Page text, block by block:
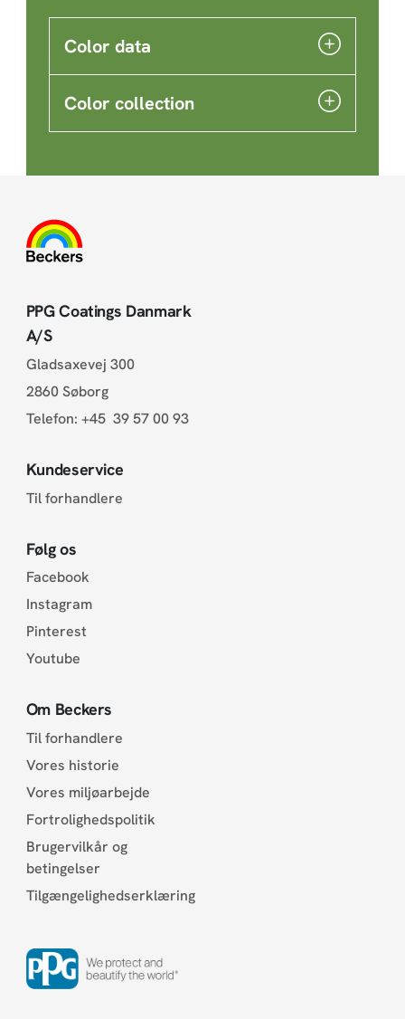
Color data
Color collection
PPG Coatings Danmark
A/S
Gladsaxevej 300
2860 Søborg
Telefon: +45 39 57 00 93
Kundeservice
Til forhandlere
Følg os
Facebook
Instagram
Pinterest
Youtube
Om Beckers
Til forhandlere
Vores historie
Vores miljøarbejde
Fortrolighedspolitik
Brugervilkår og
betingelser
Tilgængelighedserklæring